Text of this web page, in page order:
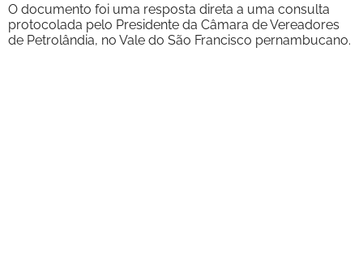
O documento foi uma resposta direta a uma consulta
protocolada pelo Presidente da Câmara de Vereadores
de Petrolândia, no Vale do São Francisco pernambucano.